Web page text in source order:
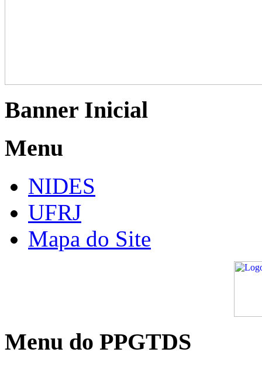
Banner Inicial
Menu
NIDES
UFRJ
Mapa do Site
Menu do PPGTDS